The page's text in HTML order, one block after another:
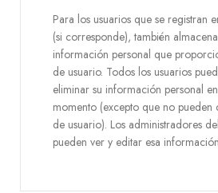
Para los usuarios que se registran
(si corresponde), también
información personal que
de usuario. Todos los usuarios
eliminar su información personal
momento (excepto que no pueden
de usuario). Los administradores
pueden ver y editar esa